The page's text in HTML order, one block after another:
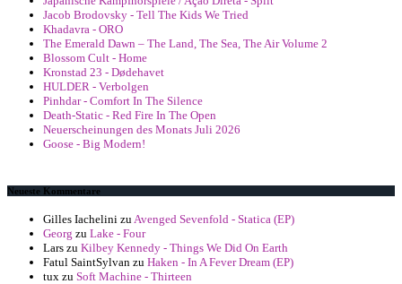
Jacob Brodovsky - Tell The Kids We Tried
Khadavra - ORO
The Emerald Dawn – The Land, The Sea, The Air Volume 2
Blossom Cult - Home
Kronstad 23 - Dødehavet
HULDER - Verbolgen
Pinhdar - Comfort In The Silence
Death-Static - Red Fire In The Open
Neuerscheinungen des Monats Juli 2026
Goose - Big Modern!
Neueste Kommentare
Gilles Iachelini zu Avenged Sevenfold - Statica (EP)
Georg zu Lake - Four
Lars zu Kilbey Kennedy - Things We Did On Earth
Fatul SaintSylvan zu Haken - In A Fever Dream (EP)
tux zu Soft Machine - Thirteen